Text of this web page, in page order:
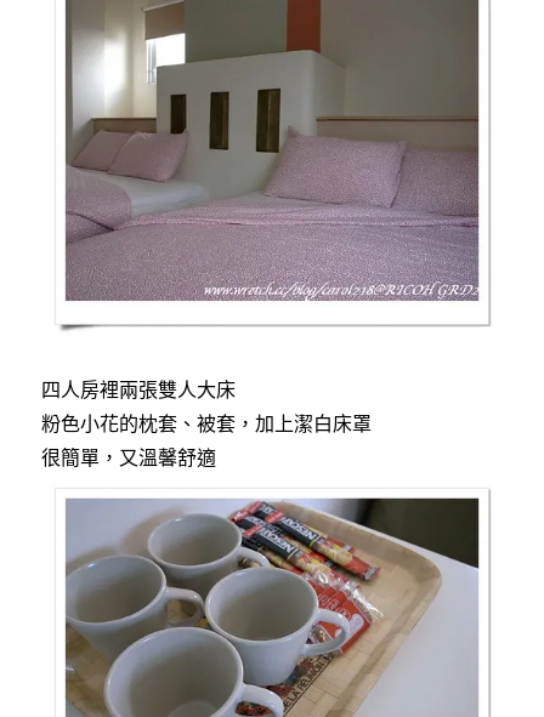
四人房裡兩張雙人大床
粉色小花的枕套、被套，加上潔白床罩
很簡單，又溫馨舒適